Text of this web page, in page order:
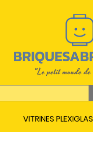
VITRINES PLEXIGLAS